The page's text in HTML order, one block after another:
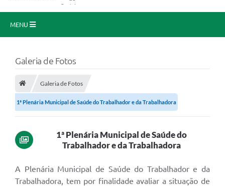
MENU
Prefeitura
Empresas
Cidadão
Servidor
Transparência
Galeria de Fotos
Galeria de Fotos
1ª Plenária Municipal de Saúde do Trabalhador e da Trabalhadora
1ª Plenária Municipal de Saúde do
Trabalhador e da Trabalhadora
A Plenária Municipal de Saúde do Trabalhador e da
Trabalhadora, tem por finalidade avaliar a situação de